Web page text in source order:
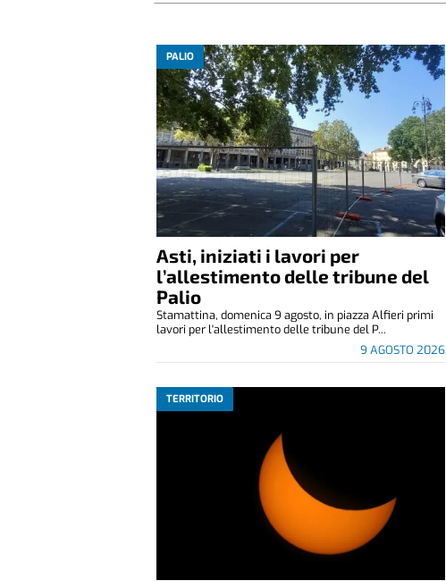
PALIO
Asti, iniziati i lavori per
l’allestimento delle tribune del
Palio
9 AGOSTO 2026
Stamattina, domenica 9 agosto, in piazza Alfieri primi
lavori per l'allestimento delle tribune del P...
TERRITORIO